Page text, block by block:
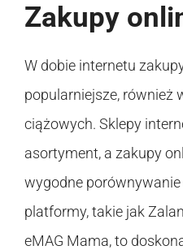
Zakupy
W dobie internetu
popularniejsze, również
ciążowych. Sklepy
asortyment, a zakupy
wygodne
platformy, takie jak
eMAG Mama, to